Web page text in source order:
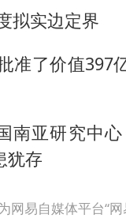
拟实边定界
准了价值397
南亚研究中
犹存
网易自媒体平台“